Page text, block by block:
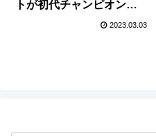
トが初代チャンピオン
プ歌唱力No.1決定戦」ユ
2023.03.03